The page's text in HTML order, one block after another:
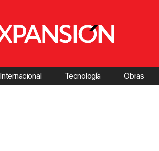
Internacional Tecnología Obras